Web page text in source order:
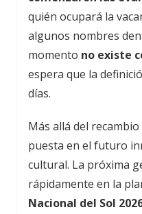
quién ocupará la
algunos nombres
momento no existe
espera que la
días.
Más allá del
puesta en el futuro
cultural. La próxima
rápidamente en la
Nacional del Sol